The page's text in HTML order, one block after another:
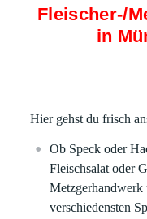
Fleischer-/
in
Hier gehst du frisch
Ob Speck oder
Fleischsalat oder
verschiedensten